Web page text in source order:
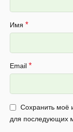
Имя *
Email *
Сохранить моё
для последующих